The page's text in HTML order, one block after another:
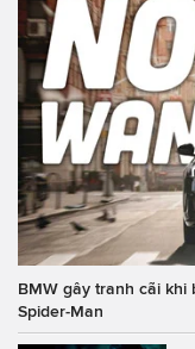
BMW gây tranh cãi
Spider-Man